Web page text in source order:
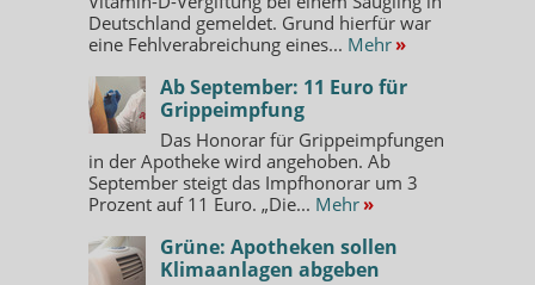
Deutschland gemeldet. Grund hierfür war
eine Fehlverabreichung eines... Mehr »
Ab September: 11 Euro für
Grippeimpfung
Das Honorar für Grippeimpfungen
in der Apotheke wird angehoben. Ab
September steigt das Impfhonorar um 3
Prozent auf 11 Euro. „Die... Mehr »
Grüne: Apotheken sollen
Klimaanlagen abgeben